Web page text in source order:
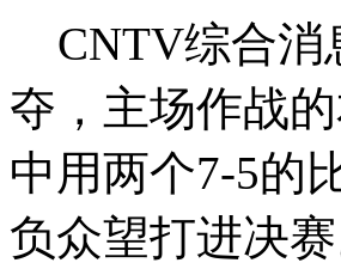
CNTV综合消
夺，主场作战
中用两个7-5的
负众望打进决